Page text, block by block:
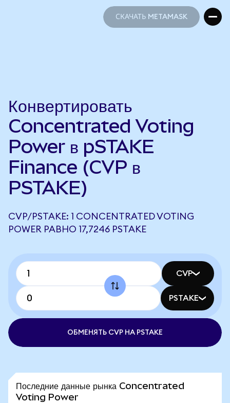
СКАЧАТЬ METAMASK
Конвертировать
Concentrated Voting
Power в pSTAKE
Finance (CVP в
PSTAKE)
CVP/PSTAKE: 1 CONCENTRATED VOTING
POWER РАВНО 17,7246 PSTAKE
CVP
PSTAKE
ОБМЕНЯТЬ CVP НА PSTAKE
Последние данные рынка Concentrated
Voting Power